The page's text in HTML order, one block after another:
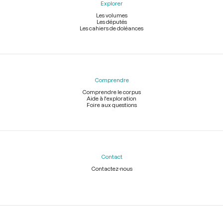
Explorer
Les volumes
Les députés
Les cahiers de doléances
Comprendre
Comprendre le corpus
Aide à l'exploration
Foire aux questions
Contact
Contactez-nous
Légal